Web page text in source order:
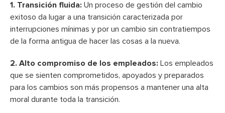
1. Transición fluida: Un proceso de gestión del cambio
exitoso da lugar a una transición caracterizada por
interrupciones mínimas y por un cambio sin contratiempos
de la forma antigua de hacer las cosas a la nueva.
2. Alto compromiso de los empleados: Los empleados
que se sienten comprometidos, apoyados y preparados
para los cambios son más propensos a mantener una alta
moral durante toda la transición.